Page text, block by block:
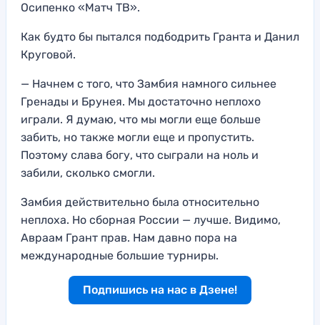
Осипенко «Матч ТВ».
Как будто бы пытался подбодрить Гранта и Данил
Круговой.
— Начнем с того, что Замбия намного сильнее
Гренады и Брунея. Мы достаточно неплохо
играли. Я думаю, что мы могли еще больше
забить, но также могли еще и пропустить.
Поэтому слава богу, что сыграли на ноль и
забили, сколько смогли.
Замбия действительно была относительно
неплоха. Но сборная России — лучше. Видимо,
Авраам Грант прав. Нам давно пора на
международные большие турниры.
Подпишись на нас в Дзене!